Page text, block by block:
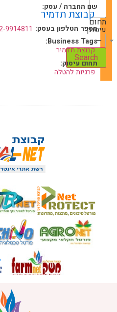
תחום
עיסוק
— Choose One —
שם החברה / עסק:
קבוצת תדמיר
מספר הטלפון בעסק: 2-9914811
Business Tags:
קבוצת תדמיר
תחום עיסוק:
פרגיות להטלה